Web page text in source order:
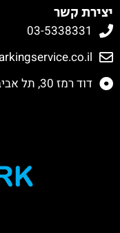
יצירת קשר
03-5338331
דוד רמז 30, תל אביב